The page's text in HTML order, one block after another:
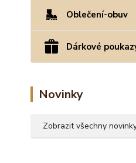
Oblečení-obuv
Dárkové
Novinky
Zobrazit všechny